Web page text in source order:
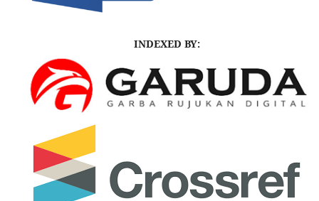
INDEXED BY: